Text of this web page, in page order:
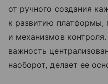
от ручного создания
к развитию платформы,
и механизмов
важность
наоборот, делает ее